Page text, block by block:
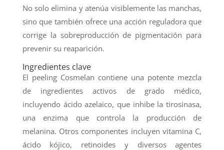
No solo elimina y atenúa visiblemente las manchas,
sino que también ofrece una acción reguladora que
corrige la sobreproducción de pigmentación para
prevenir su reaparición.
Ingredientes clave
El peeling Cosmelan contiene una potente mezcla
de ingredientes activos de grado médico,
incluyendo ácido azelaico, que inhibe la tirosinasa,
una enzima que controla la producción de
melanina. Otros componentes incluyen vitamina C,
ácido kójico, retinoides y diversos agentes